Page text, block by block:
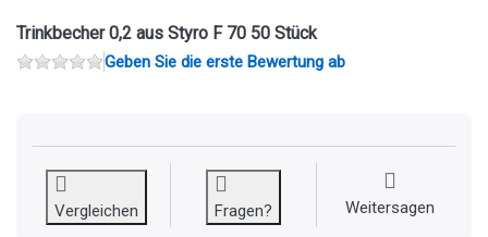
Trinkbecher 0,2 aus Styro F 70 50 Stück
Geben Sie die erste Bewertung ab
Vergleichen Fragen? Weitersagen